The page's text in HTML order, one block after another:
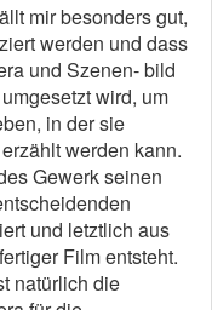
mir besonders gut,
werden und dass
und Szenen- bild
wird, um
in der sie
werden kann.
Gewerk seinen
und letztlich aus
Film entsteht.
natürlich die